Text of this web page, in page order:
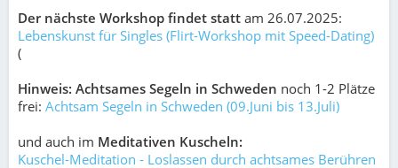
Der nächste Workshop findet statt am 26.07.2025:
Lebenskunst für Singles (Flirt-Workshop mit Speed-Dating)
(
Hinweis: Achtsames Segeln in Schweden noch 1-2 Plätze
frei: Achtsam Segeln in Schweden (09.Juni bis 13.Juli)
und auch im Meditativen Kuscheln:
Kuschel-Meditation - Loslassen durch achtsames Berühren